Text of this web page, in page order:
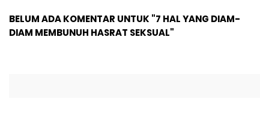
BELUM ADA KOMENTAR UNTUK "7 HAL YANG DIAM-
DIAM MEMBUNUH HASRAT SEKSUAL"